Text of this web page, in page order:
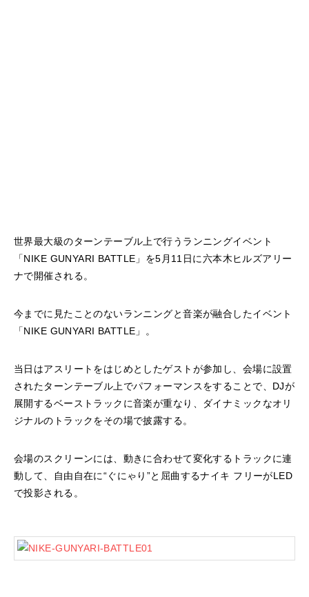
世界最大級のターンテーブル上で行うランニングイベント
「NIKE GUNYARI BATTLE」を5月11日に六本木ヒルズアリー
ナで開催される。
今までに見たことのないランニングと音楽が融合したイベント
「NIKE GUNYARI BATTLE」。
当日はアスリートをはじめとしたゲストが参加し、会場に設置
されたターンテーブル上でパフォーマンスをすることで、DJが
展開するベーストラックに音楽が重なり、ダイナミックなオリ
ジナルのトラックをその場で披露する。
会場のスクリーンには、動きに合わせて変化するトラックに連
動して、自由自在に“ぐにゃり”と屈曲するナイキ フリーがLED
で投影される。